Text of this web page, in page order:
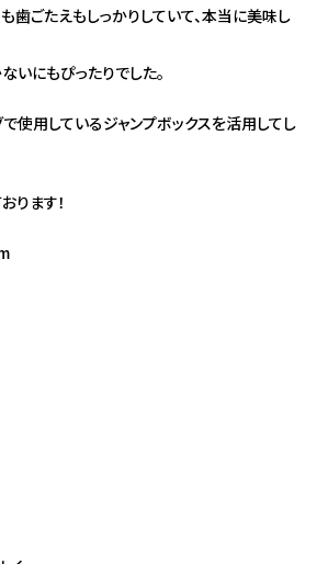
歯ごたえもしっかりしていて、本当に美味し
いにもぴったりでした。
使用しているジャンプボックスを活用してし
ります！